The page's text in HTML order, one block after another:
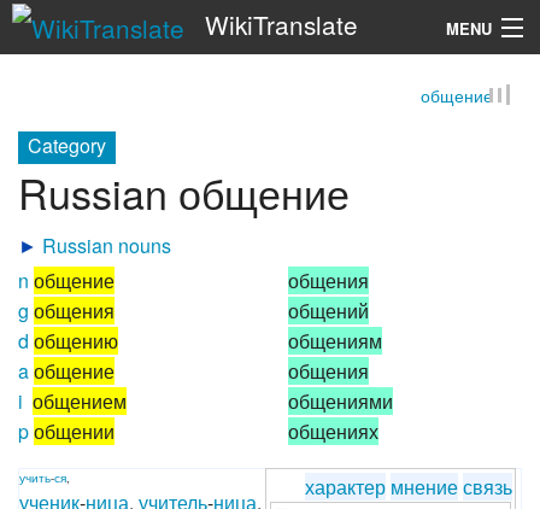
WikiTranslate MENU
общение
Category
Russian общение
► Russian nouns
n общение
g общения
d общению
aобщение
i общением
pобщении
общения
общений
общениям
общения
общениями
общениях
характер мнениесвязь
учить-ся,
ученик-ница, учитель-ница,